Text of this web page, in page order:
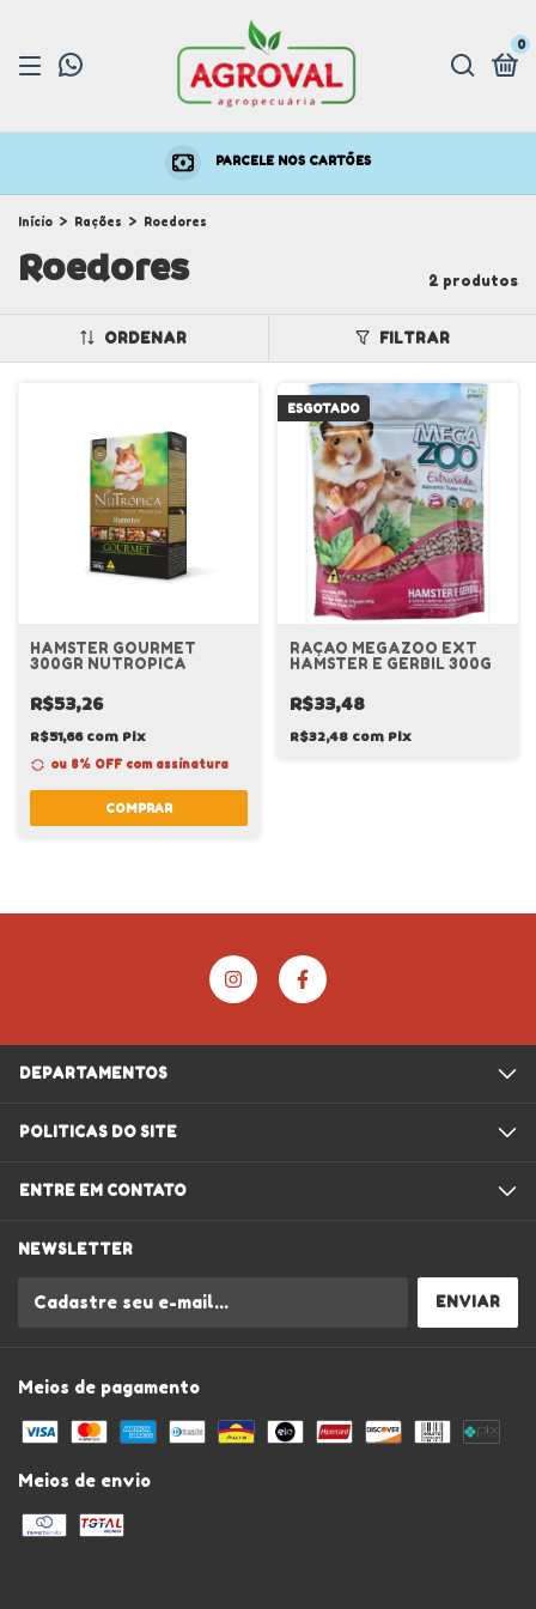
0
PARCELE NOS CARTÕES
Início > Rações > Roedores
Roedores 2 produtos
ORDENAR FILTRAR
HAMSTER GOURMET
300GR NUTROPICA
R$53,26
R$51,66com Pix
ou 8% OFF com assinatura
COMPRAR
ESGOTADO
RAÇAO MEGAZOO EXT
HAMSTER E GERBIL 300G
R$33,48
R$32,48 com Pix
DEPARTAMENTOS
POLITICAS DO SITE
ENTRE EM CONTATO
NEWSLETTER
Meios de pagamento
Meios de envio